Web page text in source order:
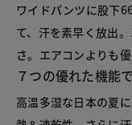
ワイドパンツに股下
て、汗を素早く放出
さ。エアコンよりも
７つの優れた機能
高温多湿な日本の夏